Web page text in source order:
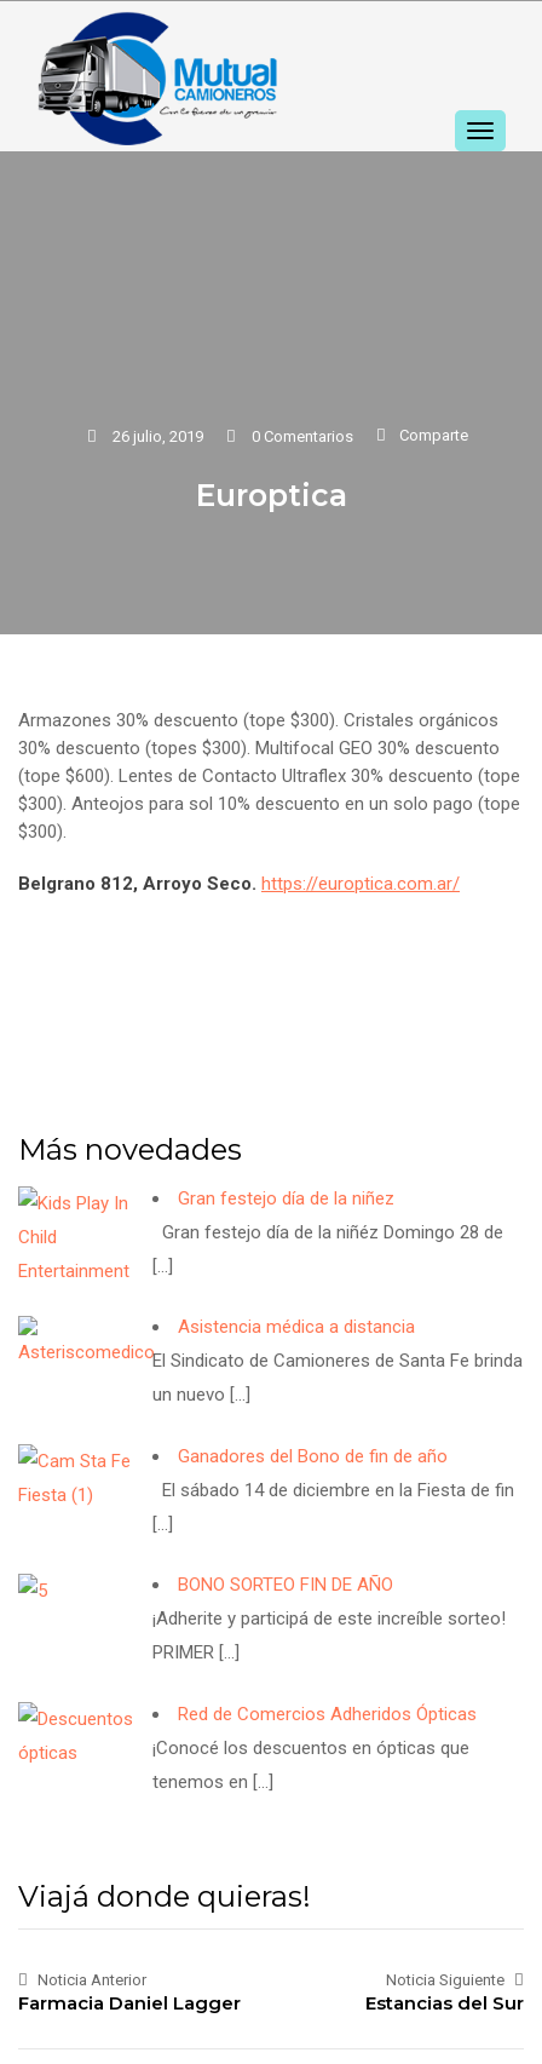
26 julio, 2019 0 Comentarios Comparte
Europtica
Armazones 30% descuento (tope $300). Cristales orgánicos
30% descuento (topes $300). Multifocal GEO 30% descuento
(tope $600). Lentes de Contacto Ultraflex 30% descuento (tope
$300). Anteojos para sol 10% descuento en un solo pago (tope
$300).
Belgrano 812, Arroyo Seco. https://europtica.com.ar/
Más novedades
Gran festejo día de la niñez
Gran festejo día de la niñéz Domingo 28 de
[…]
Asistencia médica a distancia
El Sindicato de Camioneres de Santa Fe brinda
un nuevo […]
Ganadores del Bono de fin de año
El sábado 14 de diciembre en la Fiesta de fin
[…]
BONO SORTEO FIN DE AÑO
¡Adherite y participá de este increíble sorteo!
PRIMER […]
Red de Comercios Adheridos Ópticas
¡Conocé los descuentos en ópticas que
tenemos en […]
Viajá donde quieras!
Noticia Anterior
Farmacia Daniel Lagger
Noticia Siguiente
Estancias del Sur